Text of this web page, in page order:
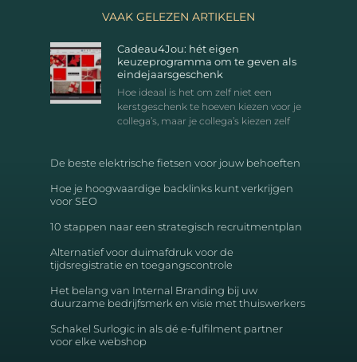
VAAK GELEZEN ARTIKELEN
Cadeau4Jou: hét eigen
keuzeprogramma om te geven als
eindejaarsgeschenk
Hoe ideaal is het om zelf niet een
kerstgeschenk te hoeven kiezen voor je
collega’s, maar je collega’s kiezen zelf
De beste elektrische fietsen voor jouw behoeften
Hoe je hoogwaardige backlinks kunt verkrijgen
voor SEO
10 stappen naar een strategisch recruitmentplan
Alternatief voor duimafdruk voor de
tijdsregistratie en toegangscontrole
Het belang van Internal Branding bij uw
duurzame bedrijfsmerk en visie met thuiswerkers
Schakel Surlogic in als dé e-fulfilment partner
voor elke webshop